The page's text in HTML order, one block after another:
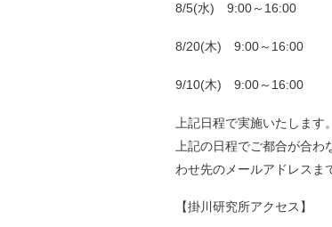
8/5(水) 9:00～16:00
8/20(木) 9:00～16:00
9/10(木) 9:00～16:00
上記日程で実施いたします。
上記の日程でご都合が合
わせ先のメールアドレスま
【掛川研究所アクセス】